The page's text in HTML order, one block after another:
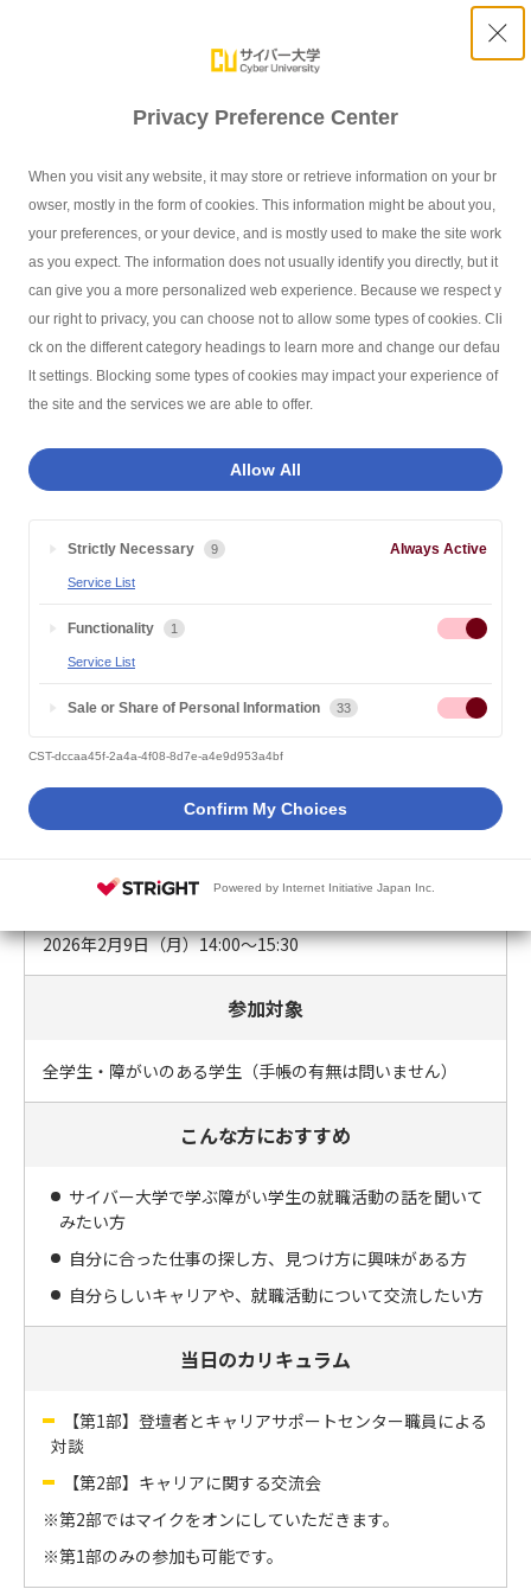
Privacy Preference Center
When you visit any website, it may store or retrieve information on your br
owser, mostly in the form of cookies. This information might be about you,
your preferences, or your device, and is mostly used to make the site work
as you expect. The information does not usually identify you directly, but it
can give you a more personalized web experience. Because we respect y
our right to privacy, you can choose not to allow some types of cookies. Cli
ck on the different category headings to learn more and change our defau
lt settings. Blocking some types of cookies may impact your experience of
the site and the services we are able to offer.
Allow All
Strictly Necessary 9 Always Active
Service List
Functionality 1
Service List
Sale or Share of Personal Information 33
CST-dccaa45f-2a4a-4f08-8d7e-a4e9d953a4bf
Confirm My Choices
Powered by Internet Initiative Japan Inc.
「My Step ～障がい学生の「自分らしい」キャリアスト
ーリー～vol.1」開催のお知らせ
サイバー大学TOP 就職・キャリア 就職・キャリアに関するお知らせ
お知らせ一覧
2026.01.26 就職・キャリアに関するお知らせ
以下のとおり、キャリアサポートセンター主催イベント【My Ste
p ～障がい学生の「自分らしい」キャリアストーリー～vol.1】を
イベント情報
開催日時
2026年2月9日（月）14:00～15:30
参加対象
全学生・障がいのある学生（手帳の有無は問いません）
こんな方におすすめ
サイバー大学で学ぶ障がい学生の就職活動の話を聞いて
みたい方
自分に合った仕事の探し方、見つけ方に興味がある方
自分らしいキャリアや、就職活動について交流したい方
当日のカリキュラム
【第1部】登壇者とキャリアサポートセンター職員による
対談
【第2部】キャリアに関する交流会
第2部ではマイクをオンにしていただきます。
第1部のみの参加も可能です。